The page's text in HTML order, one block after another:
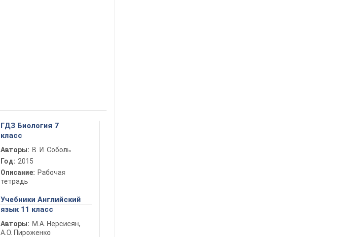
ГДЗ Биология 7
класс
Авторы: В. И. Соболь
Год: 2015
Описание: Рабочая
тетрадь
Учебники Английский
язык 11 класс
Авторы: М.А. Нерсисян,
А.О. Пироженко